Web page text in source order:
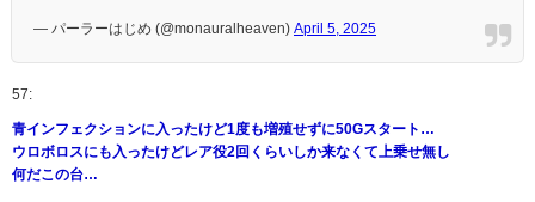
— パーラーはじめ (@monauralheaven) April 5, 2025
57:
青インフェクションに入ったけど1度も増殖せずに50Gスタート…
ウロボロスにも入ったけどレア役2回くらいしか来なくて上乗せ無し
何だこの台…